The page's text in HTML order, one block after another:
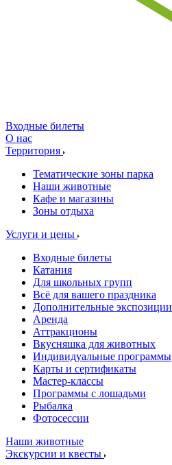
Входные билеты
О нас
Территория
Тематические зоны парка
Наши животные
Кафе и магазины
Зоны отдыха
Услуги и цены
Входные билеты
Катания
Для школьных групп
Всё для вашего праздника
Дополнительные экспозиции
Аренда
Аттракционы
Вкусняшка для животных
Индивидуальные программы
Карты и сертификаты
Мастер-классы
Программы с лошадьми
Рыбалка
Фотосессии
Наши животные
Экскурсии и квесты